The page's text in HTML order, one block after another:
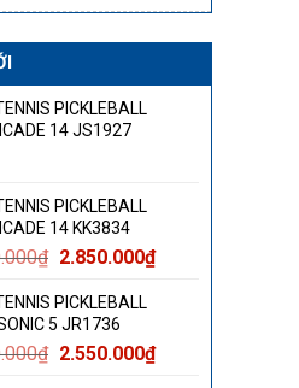
PICKLEBALL
14 JS1927
PICKLEBALL
14 KK3834
₫ Giá
là:
4.300.000₫.
2.850.000₫Giá
2.850.000₫.
PICKLEBALL
5 JR1736
₫ Giá
2.550.000₫Giá